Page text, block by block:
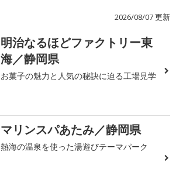
2026/08/07 更新
明治なるほどファクトリー東
海／静岡県
お菓子の魅力と人気の秘訣に迫る工場見学
マリンスパあたみ／静岡県
熱海の温泉を使った湯遊びテーマパーク